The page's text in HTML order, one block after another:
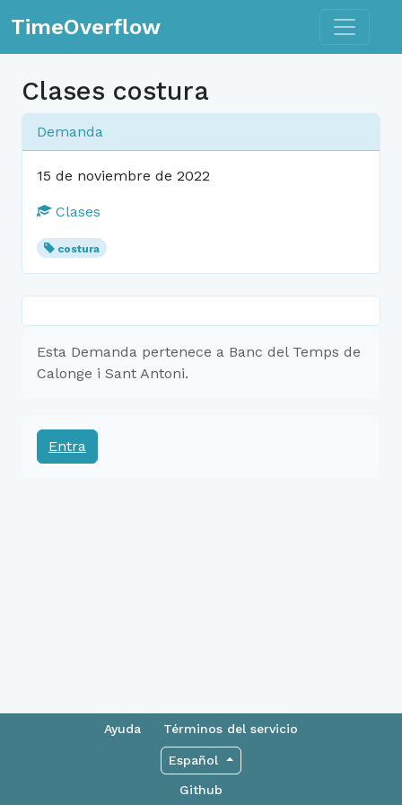
TimeOverflow Toggle
Clases costura
Demanda
15 de noviembre de 2022
Clases
costura
Esta Demanda pertenece a Banc del Temps de
Calonge i Sant Antoni.
Entra
Ayuda Términos del servicio
Español
Github